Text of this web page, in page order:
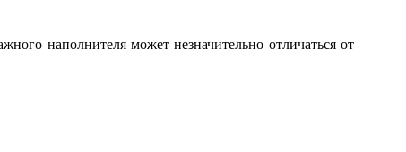
наполнителя может незначительно отличаться от